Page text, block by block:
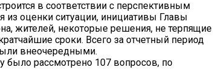
в соответствии с перспективным
из оценки ситуации, инициативы Главы
жителей, некоторые решения, не терпящие
сроки. Всего за отчетный период
внеочередными.
было рассмотрено 107 вопросов, по